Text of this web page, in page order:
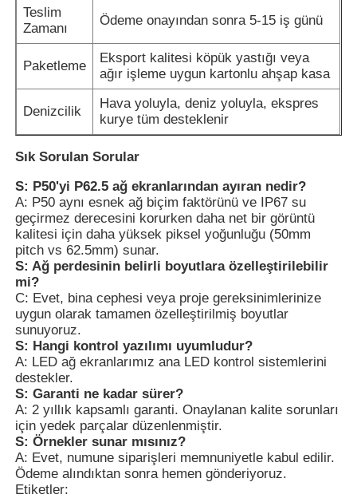
Teslim
Zamanı
Ödeme onayından sonra 5-15 iş günü
Paketleme
Eksport kalitesi köpük yastığı veya
ağır işleme uygun kartonlu ahşap kasa
Denizcilik
Hava yoluyla, deniz yoluyla, ekspres
kurye tüm desteklenir
Sık Sorulan Sorular
S: P50'yi P62.5 ağ ekranlarından ayıran nedir?
A: P50 aynı esnek ağ biçim faktörünü ve IP67 su
geçirmez derecesini korurken daha net bir görüntü
kalitesi için daha yüksek piksel yoğunluğu (50mm
pitch vs 62.5mm) sunar.
S: Ağ perdesinin belirli boyutlara özelleştirilebilir
mi?
C: Evet, bina cephesi veya proje gereksinimlerinize
uygun olarak tamamen özelleştirilmiş boyutlar
sunuyoruz.
S: Hangi kontrol yazılımı uyumludur?
A: LED ağ ekranlarımız ana LED kontrol sistemlerini
destekler.
S: Garanti ne kadar sürer?
A: 2 yıllık kapsamlı garanti. Onaylanan kalite sorunları
için yedek parçalar düzenlenmiştir.
S: Örnekler sunar mısınız?
A: Evet, numune siparişleri memnuniyetle kabul edilir.
Ödeme alındıktan sonra hemen gönderiyoruz.
Etiketler: